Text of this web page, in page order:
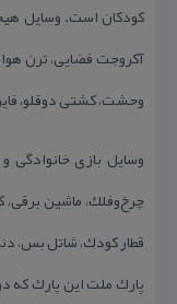
كودكان است. وسایل
آكروجت فضایی، ترن
وحشت، كشتی دوقلو،
وسایل بازی خانوادگی
چرخ‌وفلك، ماشین
قطار كودك، شاتل بس،
پارك ملت این پارك